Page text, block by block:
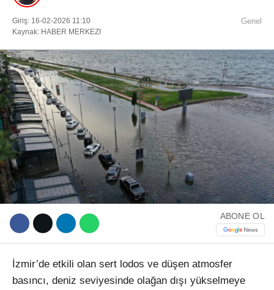
Instagram
Youtube
TikTok
Giriş: 16-02-2026 11:10
Kaynak: HABER MERKEZI
Genel
ABONE OL
İzmir’de etkili olan sert lodos ve düşen atmosfer
basıncı, deniz seviyesinde olağan dışı yükselmeye